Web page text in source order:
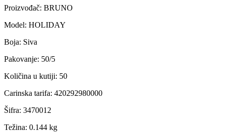
Proizvođač: BRUNO
Model: HOLIDAY
Boja: Siva
Pakovanje: 50/5
Količina u kutiji: 50
Carinska tarifa: 420292980000
Šifra: 3470012
Težina: 0.144 kg